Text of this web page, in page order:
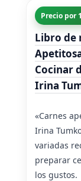
Precio por
Libro de
Cocinar
Irina
«Carnes
Irina
variadas
preparar
los gustos.